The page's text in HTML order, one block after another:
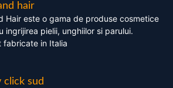
hair
Hair este o gama de produse cosmetice
ingrijirea pielii, unghiilor si parului.
fabricate in Italia
click sud